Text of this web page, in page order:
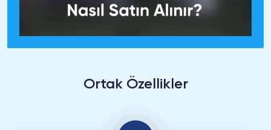
Ortak Özellikler